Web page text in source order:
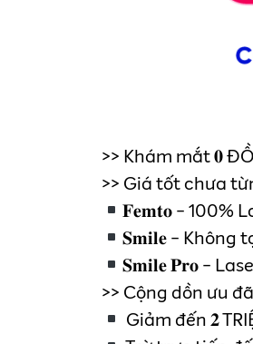
>> Khám mắt 𝟎
>> Giá tốt chưa
𝐅𝐞𝐦𝐭𝐨 - 100%
𝐒𝐦𝐢𝐥𝐞 - Không
𝐒𝐦𝐢𝐥𝐞 𝐏𝐫𝐨 -
>> Cộng dồn ưu
Giảm đến 𝟐